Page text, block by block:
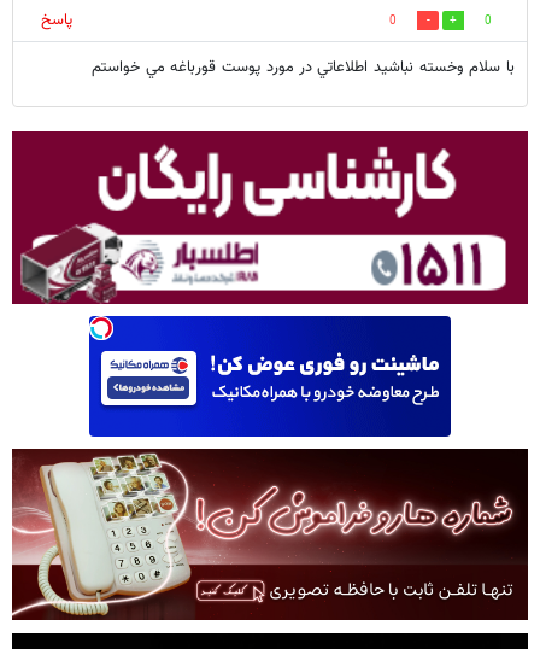
0
0
پاسخ
با سلام وخسته نباشيد اطلاعاتي در مورد پوست قورباغه مي خواستم